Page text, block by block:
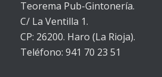
Teorema Pub-Gintonería.
C/ La Ventilla 1.
CP: 26200. Haro (La Rioja).
Teléfono: 941 70 23 51